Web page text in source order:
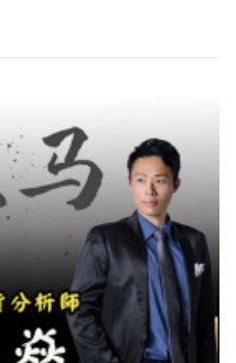
翻印、轉載，或以任何型態